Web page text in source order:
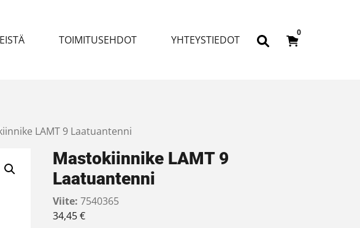
TOIMITUSEHDOT YHTEYSTIEDOT
0
LAMT 9 Laatuantenni
Mastokiinnike LAMT 9
Laatuantenni
Viite: 7540365
34,45€